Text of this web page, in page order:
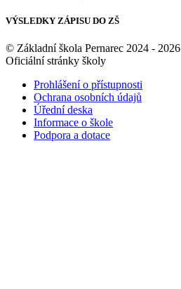
VÝSLEDKY ZÁPISU DO ZŠ
© Základní škola Pernarec 2024 - 2026
Oficiální stránky školy
Prohlášení o přístupnosti
Ochrana osobních údajů
Úřední deska
Informace o škole
Podpora a dotace